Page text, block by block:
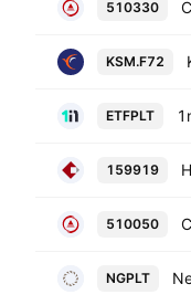
510330
KSM.F72
ETFPLT
159919
510050
NGPLT